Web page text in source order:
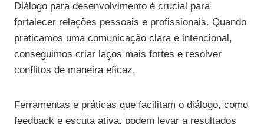
Diálogo para desenvolvimento é crucial para
fortalecer relações pessoais e profissionais. Quando
praticamos uma comunicação clara e intencional,
conseguimos criar laços mais fortes e resolver
conflitos de maneira eficaz.
Ferramentas e práticas que facilitam o diálogo, como
feedback e escuta ativa, podem levar a resultados